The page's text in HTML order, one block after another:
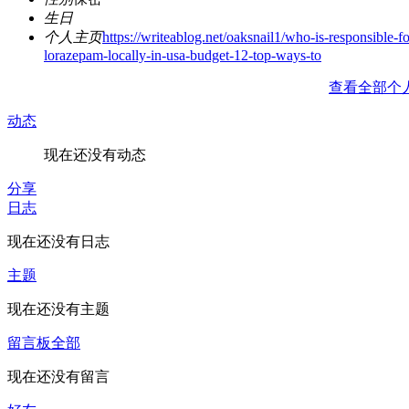
生日
个人主页https://writeablog.net/oaksnail1/who-is-responsible-
lorazepam-locally-in-usa-budget-12-top-ways-to
查看全部个
动态
现在还没有动态
分享
日志
现在还没有日志
主题
现在还没有主题
留言板全部
现在还没有留言